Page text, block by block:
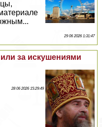
29 06 2026 1:31:47
за искушениями
28 06 2026 15:29:49